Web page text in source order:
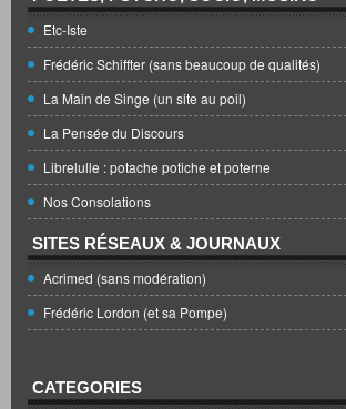
Etc-Iste
Frédéric Schiffter (sans beaucoup de qualités)
La Main de Singe (un site au poil)
La Pensée du Discours
Librelulle : potache potiche et poterne
Nos Consolations
SITES RÉSEAUX & JOURNAUX
Acrimed (sans modération)
Frédéric Lordon (et sa Pompe)
CATEGORIES